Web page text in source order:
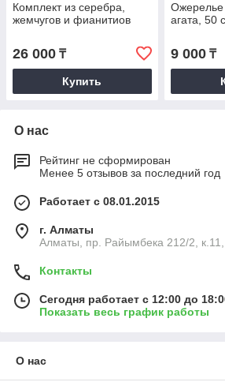
Комплект из серебра,
жемчугов и фианитиов
26 000 ₸
Купить
Ожерелье
агата, 50
9 000₸
О нас
Рейтинг не сформирован
Менее 5 отзывов за последний год
Работает с 08.01.2015
г. Алматы
Алматы, пр. Райымбека 212/2,
Контакты
Сегодня работает с 12:00 до
Показать весь график работы
О нас